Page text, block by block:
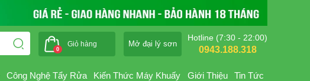
0
Giỏ hàng Mở đại lý sơn
Hotline (7:30 - 22:00)
0943.188.318
Công Nghệ Tẩy Rửa Kiến Thức Máy Khuấy Giới Thiệu Tin Tức